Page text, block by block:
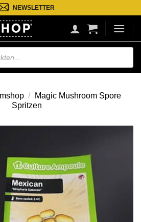
NEWSLETTER
/
Magic Mushroom Spore
Spritzen